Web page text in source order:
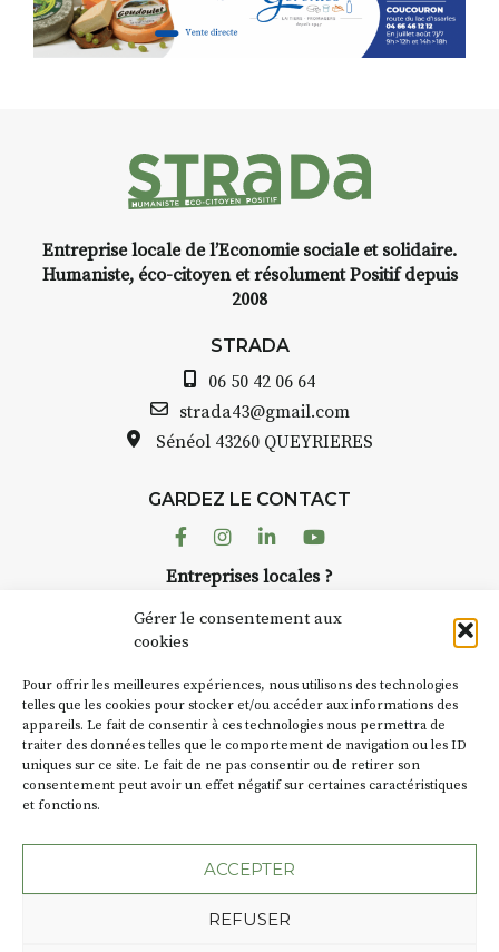
Gérer le consentement aux
cookies
Pour offrir les meilleures expériences, nous utilisons des technologies
telles que les cookies pour stocker et/ou accéder aux informations des
appareils. Le fait de consentir à ces technologies nous permettra de
traiter des données telles que le comportement de navigation ou les ID
uniques sur ce site. Le fait de ne pas consentir ou de retirer son
consentement peut avoir un effet négatif sur certaines caractéristiques
et fonctions.
ACCEPTER
REFUSER
elle joue
avec les.variations.de.couleurs.
d’Auzon, cette expo-
installation temporaire vous
livre une raison de plus d’aller
faire un tour dans la cité
médiévale du Brivadois cet été.
INTERVIEW
STRADA Bernard Turle, vous
Auzon…
Bernard TURLE Le Fumoir n’est
pas une galerie permanente.
Chaque année, le 1er dimanche
d’août, l’association
artisans investissent les rues, les
caves, les granges d’Auzon. Le
Fumoir est l’un de ces espaces
temporaires d’accueil de la
culture. Il s’associe également à
exemple, l’installation
« off » du festival d’Auzon 2026
Entreprise locale de l’Economie sociale et solidaire.
Humaniste, éco-citoyen et résolument Positif depuis
2008
STRADA
06 50 42 06 64
strada43@gmail.com
Sénéol 43260 QUEYRIERES
GARDEZ LE CONTACT
FacebookInstagram
LinkedinYoutube
Entreprises locales ?
Suivez toute l'actu de Strada